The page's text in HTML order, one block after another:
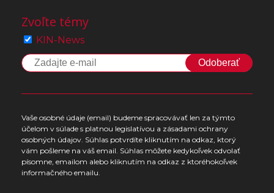
Zvoľte témy
KIN-News
Odoberať
Vaše osobné údaje (email) budeme spracovávať len za týmto
účelom v súlade s platnou legislatívou a zásadami ochrany
osobných údajov. Súhlas potvrdíte kliknutím na odkaz, ktorý
vám pošleme na váš email. Súhlas môžete kedykoľvek odvolať
písomne, emailom alebo kliknutím na odkaz z ktoréhokoľvek
informačného emailu.